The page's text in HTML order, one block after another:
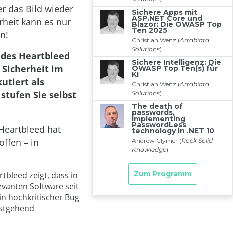
das Bild wieder
kann es nur
Heartbleed
Sicherheit im
als
Sie selbst
hat
– in
zeigt, dass in
Software seit
hochkritischer Bug